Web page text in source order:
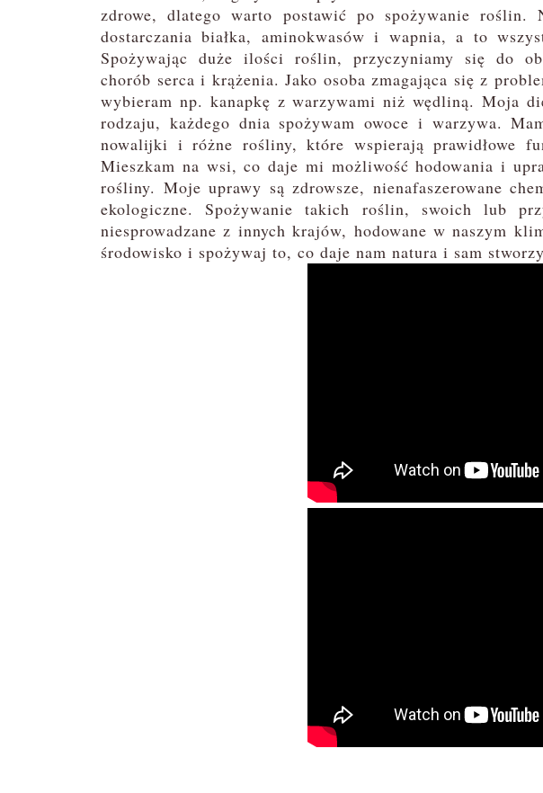
zdrowe, dlatego warto postawić po spożywanie roślin.
dostarczania białka, aminokwasów i wapnia, a to
Spożywając duże ilości roślin, przyczyniamy się do
chorób serca i krążenia. Jako osoba zmagająca się z
wybieram np. kanapkę z warzywami niż wędliną. Moja
rodzaju, każdego dnia spożywam owoce i warzywa.
nowalijki i różne rośliny, które wspierają prawidłowe
Mieszkam na wsi, co daje mi możliwość hodowania i
rośliny. Moje uprawy są zdrowsze, nienafaszerowane
ekologiczne. Spożywanie takich roślin, swoich lub
niesprowadzane z innych krajów, hodowane w naszym
środowisko i spożywaj to, co daje nam natura i sam